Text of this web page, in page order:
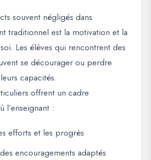
souvent négligés dans
traditionnel est la motivation et la
. Les élèves qui rencontrent des
se décourager ou perdre
capacités.
offrent un cadre
l’enseignant :
efforts et les progrès
encouragements adaptés